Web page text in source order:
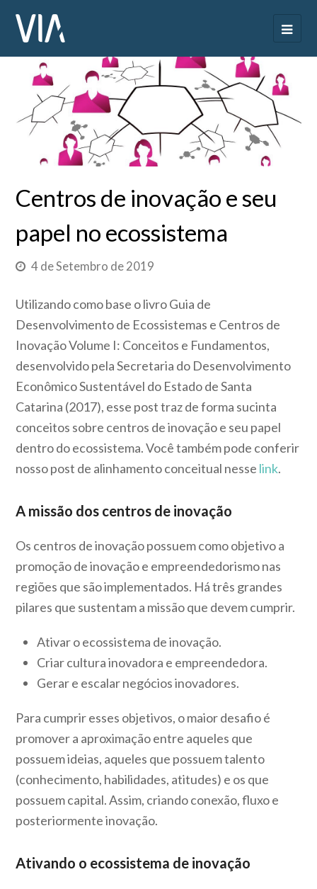
Centros de inovação e seu
papel no ecossistema
4 de Setembro de 2019
Utilizando como base o livro Guia de
Desenvolvimento de Ecossistemas e Centros de
Inovação Volume I: Conceitos e Fundamentos,
desenvolvido pela Secretaria do Desenvolvimento
Econômico Sustentável do Estado de Santa
Catarina (2017), esse post traz de forma sucinta
conceitos sobre centros de inovação e seu papel
dentro do ecossistema. Você também pode conferir
nosso post de alinhamento conceitual nesse link.
A missão dos centros de inovação
Os centros de inovação possuem como objetivo a
promoção de inovação e empreendedorismo nas
regiões que são implementados. Há três grandes
pilares que sustentam a missão que devem cumprir.
Ativar o ecossistema de inovação.
Criar cultura inovadora e empreendedora.
Gerar e escalar negócios inovadores.
Para cumprir esses objetivos, o maior desafio é
promover a aproximação entre aqueles que
possuem ideias, aqueles que possuem talento
(conhecimento, habilidades, atitudes) e os que
possuem capital. Assim, criando conexão, fluxo e
posteriormente inovação.
Ativando o ecossistema de inovação